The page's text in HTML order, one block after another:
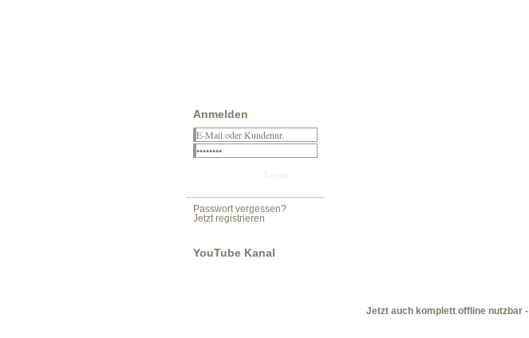
Anmelden
Passwort vergessen?
Jetzt registrieren
YouTube Kanal
Jetzt auch komplett offline nutzbar -